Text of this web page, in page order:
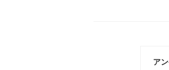
ア